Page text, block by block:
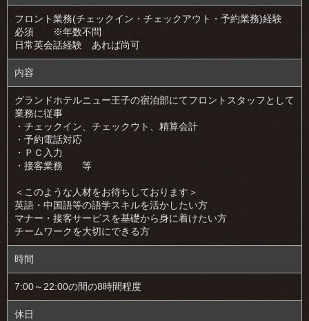
フロント業務(チェックイン・チェックアウト・予約業務)経験
必須 ※年数不問
日常英会話経験 あれば尚可
内容
グランドホテルニュー王子の宿泊部にてフロントスタッフとして
業務に従事
・チェックイン、チェックウト、精算会計
・予約電話対応
・ＰＣ入力
・接客業務 等
＜このような人材をお待ちしております＞
英語・中国語等の語学スキルを活かしたい方
マナー・接客サービスを基礎から身に着けたい方
チームワークを大切にできる方
時間
7:00～22:00の間の8時間程度
休日